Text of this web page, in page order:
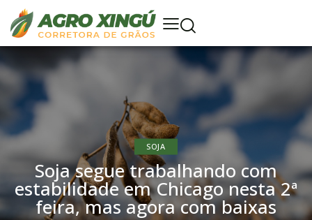
SOJA
Soja segue trabalhando com
estabilidade em Chicago nesta 2ª
feira, mas agora com baixas